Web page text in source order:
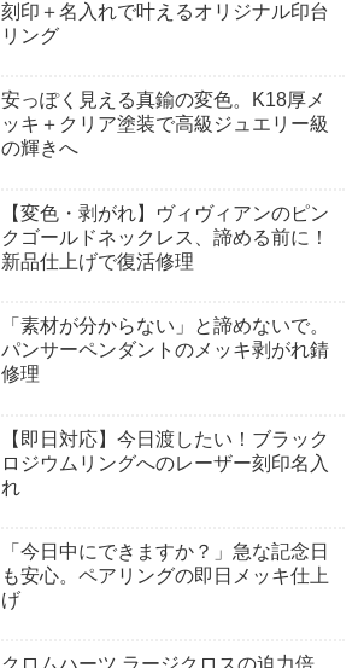
刻印＋名入れで叶えるオリジナル印台
リング
安っぽく見える真鍮の変色。K18厚メ
ッキ＋クリア塗装で高級ジュエリー級
の輝きへ
【変色・剥がれ】ヴィヴィアンのピン
クゴールドネックレス、諦める前に！
新品仕上げで復活修理
「素材が分からない」と諦めないで。
パンサーペンダントのメッキ剥がれ錆
修理
【即日対応】今日渡したい！ブラック
ロジウムリングへのレーザー刻印名入
れ
「今日中にできますか？」急な記念日
も安心。ペアリングの即日メッキ仕上
げ